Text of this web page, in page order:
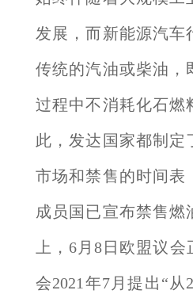
发展，而新能源汽车
传统的汽油或柴油，
过程中不消耗化石燃
此，发达国家都制定
市场和禁售的时间表
成员国已宣布禁售燃
上，6月8日欧盟议
会2021年7月提出“从